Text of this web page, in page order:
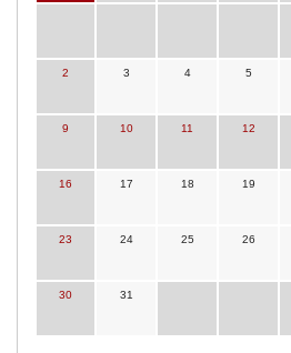
2 3 4 5
9 10 11 12
16 17 18 19
23 24 25 26
30 31